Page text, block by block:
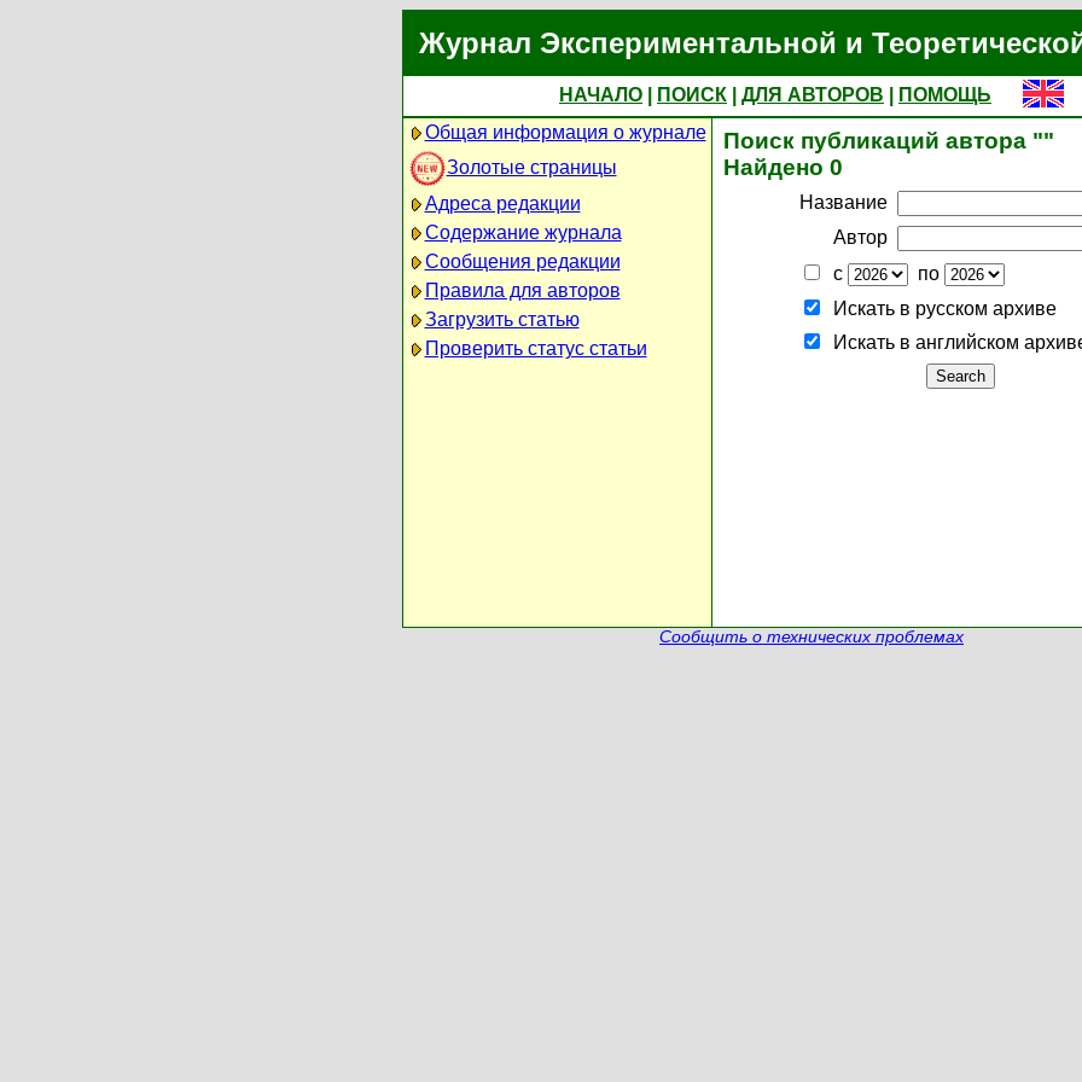
Журнал Экспериментальной и
НАЧАЛО ПОИСК ДЛЯ АВТОРОВ
ПОМОЩЬ
Общая информация о журнале
Золотые страницы
Адреса редакции
Содержание журнала
Сообщения редакции
Правила для авторов
Загрузить статью
Проверить статус статьи
Поиск публикаций автора ""
Найдено 0
Название
Автор
с
по
Искать в русском архиве
Искать в английском
Сообщить о технических проблемах